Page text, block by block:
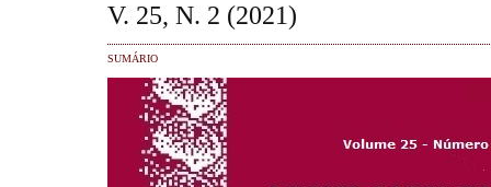
V. 25, N. 2 (2021)
SUMÁRIO